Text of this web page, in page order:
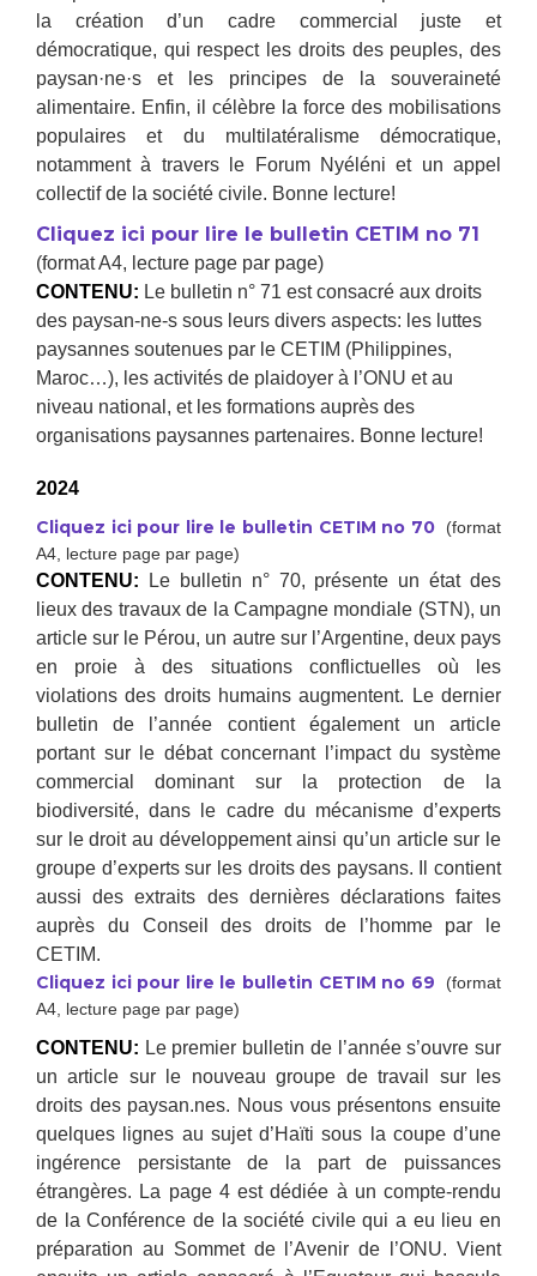
la création d’un cadre commercial juste et
démocratique, qui respect les droits des peuples, des
paysan·ne·s et les principes de la souveraineté
alimentaire. Enfin, il célèbre la force des mobilisations
populaires et du multilatéralisme démocratique,
notamment à travers le Forum Nyéléni et un appel
collectif de la société civile. Bonne lecture!
Cliquez ici pour lire le bulletin CETIM no 71
(format A4, lecture page par page)
CONTENU: Le bulletin n° 71 est consacré aux droits
des paysan-ne-s sous leurs divers aspects: les luttes
paysannes soutenues par le CETIM (Philippines,
Maroc…), les activités de plaidoyer à l’ONU et au
niveau national, et les formations auprès des
organisations paysannes partenaires. Bonne lecture!
2024
Cliquez ici pour lire le bulletin CETIM no 70
(format
A4, lecture page par page)
CONTENU:
Le bulletin n° 70, présente un état des
lieux des travaux de la Campagne mondiale (STN), un
article sur le Pérou, un autre sur l’Argentine, deux pays
en proie à des situations conflictuelles où les
violations des droits humains augmentent. Le dernier
bulletin de l’année contient également un article
portant sur le débat concernant l’impact du système
commercial dominant sur la protection de la
biodiversité, dans le cadre du mécanisme d’experts
sur le droit au développement ainsi qu’un article sur le
groupe d’experts sur les droits des paysans. Il contient
aussi des extraits des dernières déclarations faites
auprès du Conseil des droits de l’homme par le
CETIM.
Cliquez ici pour lire le bulletin CETIM no 69
(format
A4, lecture page par page)
CONTENU: Le premier bulletin de l’année s’ouvre sur
un article sur le nouveau groupe de travail sur les
droits des paysan.nes. Nous vous présentons ensuite
quelques lignes au sujet d’Haïti sous la coupe d’une
ingérence persistante de la part de puissances
étrangères. La page 4 est dédiée à un compte-rendu
de la Conférence de la société civile qui a eu lieu en
préparation au Sommet de l’Avenir de l’ONU. Vient